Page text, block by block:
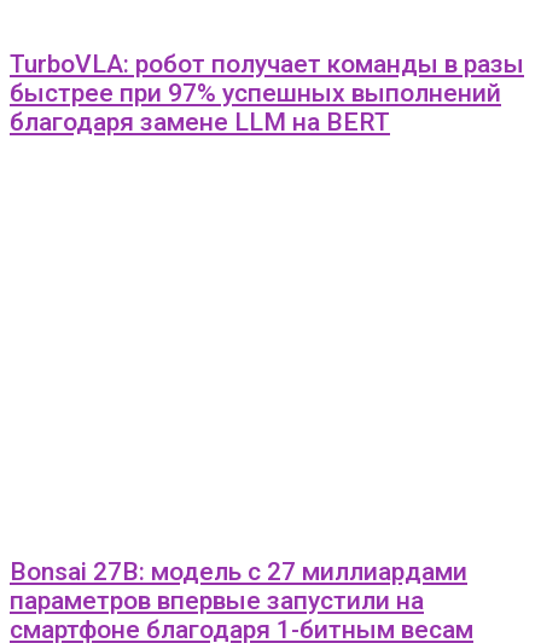
TurboVLA: робот получает команды в разы
быстрее при 97% успешных выполнений
благодаря замене LLM на BERT
Bonsai 27B: модель с 27 миллиардами
параметров впервые запустили на
смартфоне благодаря 1-битным весам